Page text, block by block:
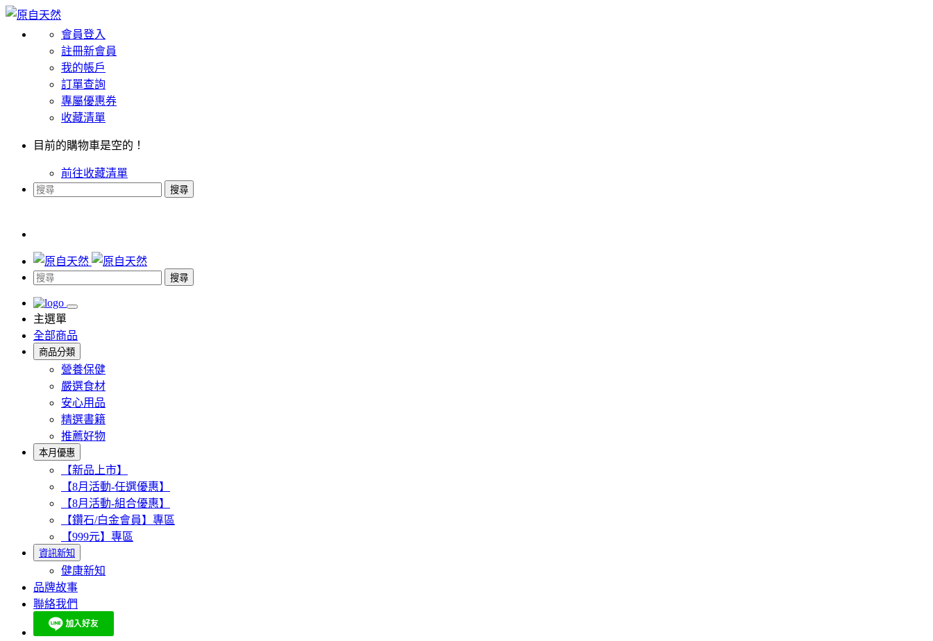
會員登入
註冊新會員
我的帳戶
訂單查詢
專屬優惠券
收藏清單
目前的購物車是空的！
前往收藏清單
搜尋
搜尋
主選單
全部商品
商品分類
營養保健
嚴選食材
安心用品
精選書籍
推薦好物
本月優惠
【新品上市】
【8月活動-任選優惠】
【8月活動-組合優惠】
【鑽石/白金會員】專區
【999元】專區
資訊新知
健康新知
品牌故事
聯絡我們